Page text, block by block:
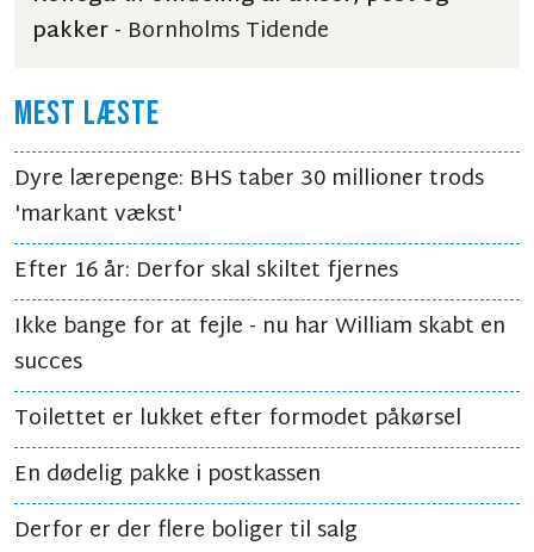
pakker- Bornholms Tidende
MEST LÆSTE
Dyre lærepenge: BHS taber 30 millioner trods
'markant vækst'
Efter 16 år: Derfor skal skiltet fjernes
Ikke bange for at fejle - nu har William skabt en
succes
Toilettet er lukket efter formodet påkørsel
En dødelig pakke i postkassen
Derfor er der flere boliger til salg